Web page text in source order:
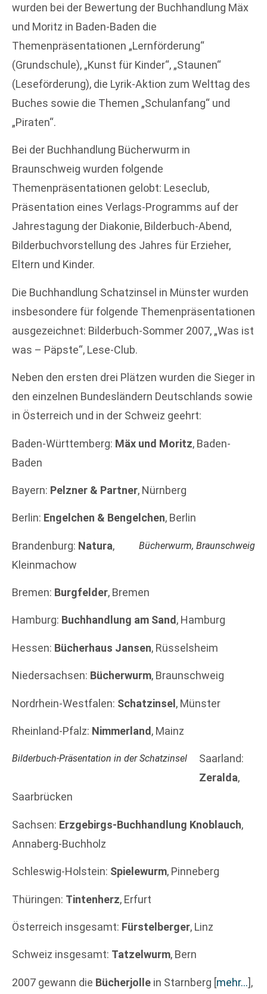
wurden bei der Bewertung der Buchhandlung Mäx
und Moritz in Baden-Baden die
Themenpräsentationen „Lernförderung“
(Grundschule), „Kunst für Kinder“, „Staunen“
(Leseförderung), die Lyrik-Aktion zum Welttag des
Buches sowie die Themen „Schulanfang“ und
„Piraten“.
Bei der Buchhandlung Bücherwurm in
Braunschweig wurden folgende
Themenpräsentationen gelobt: Leseclub,
Präsentation eines Verlags-Programms auf der
Jahrestagung der Diakonie, Bilderbuch-Abend,
Bilderbuchvorstellung des Jahres für Erzieher,
Eltern und Kinder.
Die Buchhandlung Schatzinsel in Münster wurden
insbesondere für folgende Themenpräsentationen
ausgezeichnet: Bilderbuch-Sommer 2007, „Was ist
was – Päpste“, Lese-Club.
Neben den ersten drei Plätzen wurden die Sieger in
den einzelnen Bundesländern Deutschlands sowie
in Österreich und in der Schweiz geehrt:
Baden-Württemberg: Mäx und Moritz, Baden-
Baden
Bayern: Pelzner & Partner, Nürnberg
Berlin: Engelchen & Bengelchen, Berlin
Bücherwurm, Braunschweig
Brandenburg: Natura,
Kleinmachow
Bremen: Burgfelder, Bremen
Hamburg: Buchhandlung am Sand, Hamburg
Hessen: Bücherhaus Jansen, Rüsselsheim
Niedersachsen: Bücherwurm, Braunschweig
Nordrhein-Westfalen: Schatzinsel, Münster
Rheinland-Pfalz: Nimmerland , Mainz
Bilderbuch-Präsentation in der Schatzinsel
Saarland:
Zeralda,
Saarbrücken
Sachsen: Erzgebirgs-Buchhandlung Knoblauch,
Annaberg-Buchholz
Schleswig-Holstein: Spielewurm, Pinneberg
Thüringen: Tintenherz, Erfurt
Österreich insgesamt: Fürstelberger, Linz
Schweiz insgesamt: Tatzelwurm, Bern
2007 gewann die Bücherjolle in Starnberg [mehr…],